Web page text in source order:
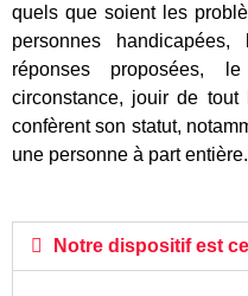
quels que soient les
personnes
réponses proposées,
circonstance, jouir de
confèrent son statut,
une personne à part entière.
Notre dis­po­si­tif est